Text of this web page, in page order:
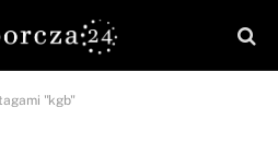
"kgb"